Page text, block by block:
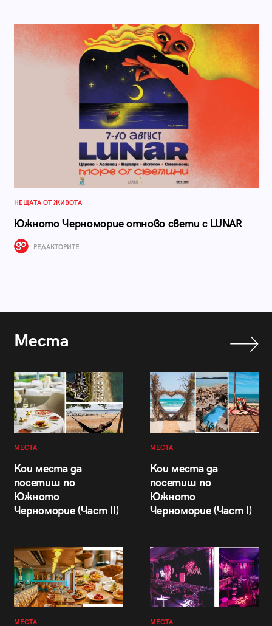
НЕЩАТА ОТ ЖИВОТА
Южното Черноморие отново свети с LUNAR
РЕДАКТОРИТЕ
Места
МЕСТА
Кои места да
посетиш по
Южното
Черноморие (Част II)
МЕСТА
Кои места да
посетиш по
Южното
Черноморие (Част I)
МЕСТА МЕСТА